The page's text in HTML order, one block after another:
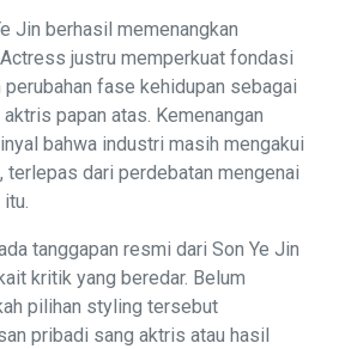
Jin berhasil memenangkan
justru memperkuat fondasi
perubahan fase kehidupan sebagai
papan atas. Kemenangan
bahwa industri masih mengakui
terlepas dari perdebatan mengenai
tanggapan resmi dari Son Ye Jin
kritik yang beredar. Belum
pilihan styling tersebut
pribadi sang aktris atau hasil